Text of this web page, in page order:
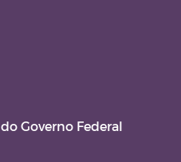
POSSE
Governo Federal